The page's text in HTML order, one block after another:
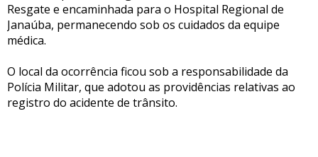
Resgate e encaminhada para o Hospital Regional de
Janaúba, permanecendo sob os cuidados da equipe
médica.
O local da ocorrência ficou sob a responsabilidade da
Polícia Militar, que adotou as providências relativas ao
registro do acidente de trânsito.